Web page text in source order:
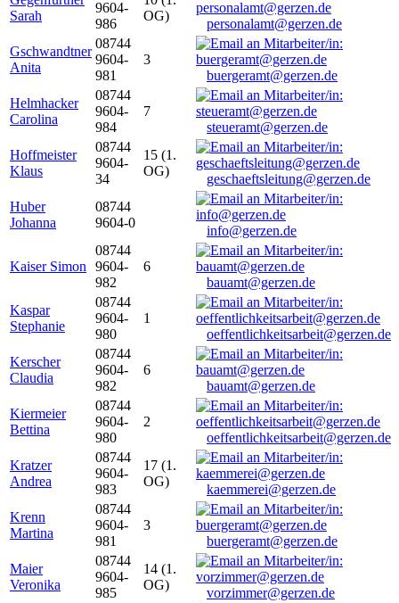
Sarah
9604-
986
OG)
personalamt@gerzen.de
Gschwandtner
Anita
08744
9604-
981
3
buergeramt@gerzen.de
Helmhacker
Carolina
08744
9604-
984
7
steueramt@gerzen.de
Hoffmeister
Klaus
08744
9604-
34
15 (1.
OG)
geschaeftsleitung@gerzen.de
Huber
Johanna
08744
9604-0
info@gerzen.de
Kaiser Simon
08744
9604-
982
6
bauamt@gerzen.de
Kaspar
Stephanie
08744
9604-
980
1
oeffentlichkeitsarbeit@gerzen.de
Kerscher
Claudia
08744
9604-
982
6
bauamt@gerzen.de
Kiermeier
Bettina
08744
9604-
980
2
oeffentlichkeitsarbeit@gerzen.de
Kratzer
Andrea
08744
9604-
983
17 (1.
OG)
kaemmerei@gerzen.de
Krenn
Martina
08744
9604-
981
3
buergeramt@gerzen.de
Maier
Veronika
08744
9604-
985
14 (1.
OG)
vorzimmer@gerzen.de